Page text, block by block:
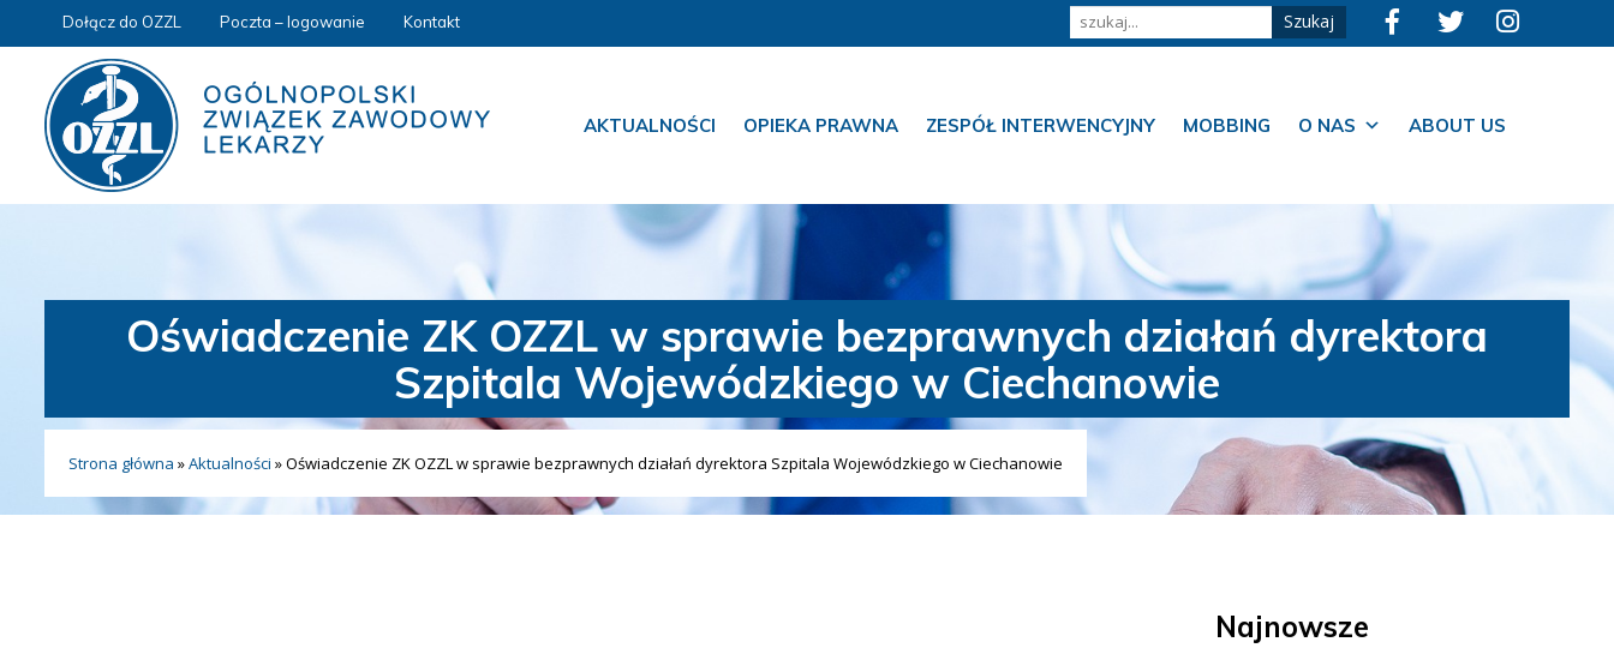
Dołącz do OZZL Poczta – logowanie Kontakt
AKTUALNOŚCI OPIEKA PRAWNA ZESPÓŁ INTERWENCYJNY MOBBING O NAS ABOUT US
Oświadczenie ZK OZZL w sprawie bezprawnych działań dyrektora
Szpitala Wojewódzkiego w Ciechanowie
Strona główna »Aktualności »Oświadczenie ZK OZZL w sprawie bezprawnych działań dyrektora Szpitala Wojewódzkiego w Ciechanowie
Najnowsze